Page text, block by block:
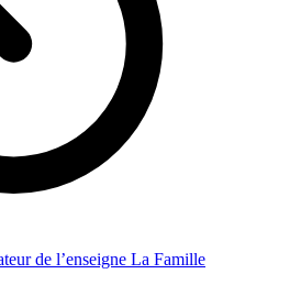
de l’enseigne La Famille